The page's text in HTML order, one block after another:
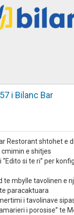
i Bilanc Bar
Restorant shtohet e
e shitjes
si te ri” per
te mbylle tavolinen e
paracaktuara
i tavolinave
i porosise” te